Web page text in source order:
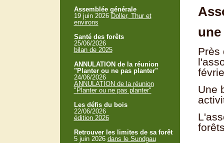
Près
Une
Assemblée générale
19 juin 2026 Doller, Thur et
environs
Santé des forêts
25/06/2026
bilan de 2025
ANNULATION de la réunion
"Planter ou ne pas planter"
24/06/2026
ANNULATION de la réunion
"Planter ou ne pas planter"
Les défis du bois
22/06/2026
édition 2026
Retrouver les limites de sa forêt
5 juin 2026 dans le Sundgau